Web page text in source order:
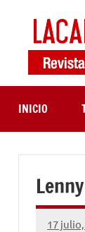
contenido
INICIO
17